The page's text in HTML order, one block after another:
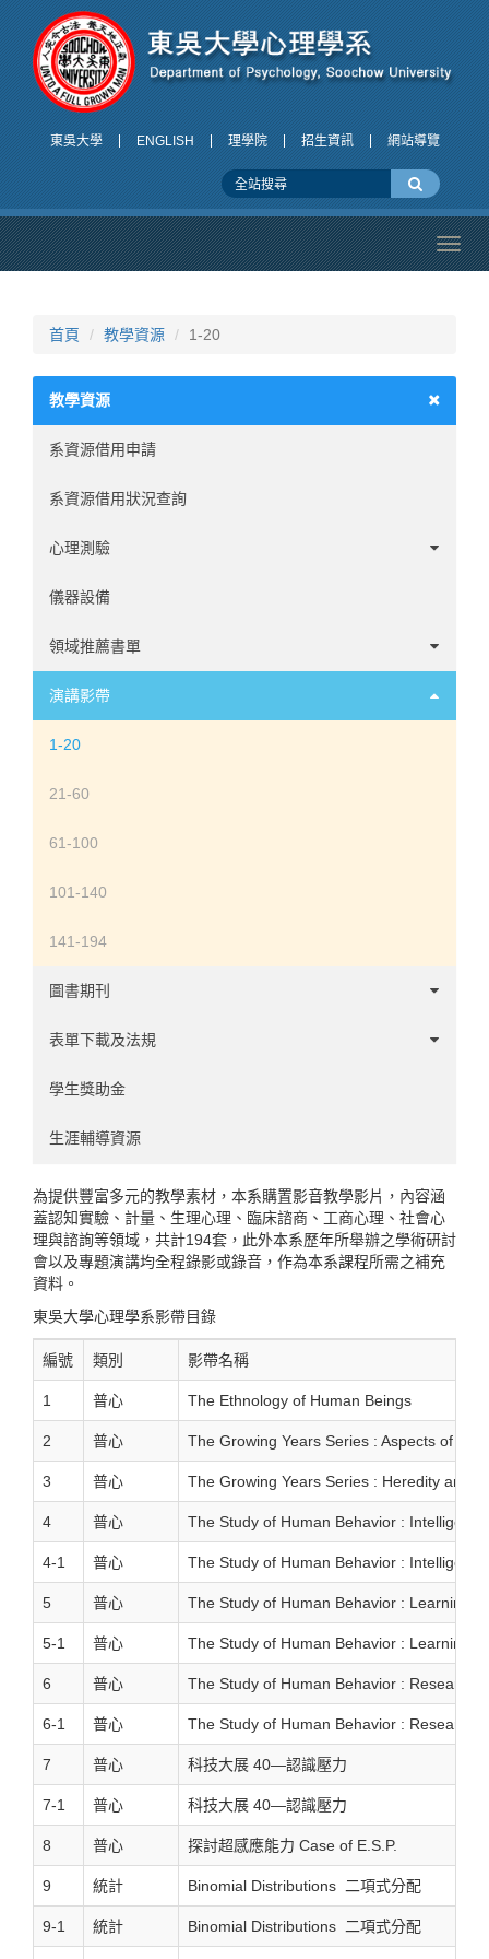
東吳大學 ENGLISH 理學院 招生資訊 網站導覽
首頁 教學資源 1-20
教學資源
系資源借用申請
系資源借用狀況查詢
心理測驗
中文心理測驗
英文心理測驗
儀器設備
領域推薦書單
諮商領域
心理學家傳記
發展領域
社會與性格領域
臨床領域
神經心理領域
實驗認知領域
使用者經驗領域
心理計量領域
人力資源領域
演講影帶
1-20
21-60
61-100
101-140
141-194
圖書期刊
1-60
61-120
121-180
181-240
241-300
301-326
表單下載及法規
學系事務
碩班事務
實習辦法
其他
學生獎助金
生涯輔導資源
為提供豐富多元的教學素材，本系購置影音教學影片，內容涵
蓋認知實驗、計量、生理心理、臨床諮商、工商心理、社會心
理與諮詢等領域，共計194套，此外本系歷年所舉辦之學術研討
會以及專題演講均全程錄影或錄音，作為本系課程所需之補充
資料。
東吳大學心理學系影帶目錄
編號 類別 影帶名稱
1 普心 The Ethnology of Human Beings
2 普心 The Growing Years Series : Aspects of
3 普心 The Growing Years Series : Heredity and
4 普心 The Study of Human Behavior : Intelligence
4-1 普心 The Study of Human Behavior : Intelligence
5 普心 The Study of Human Behavior : Learning
5-1 普心 The Study of Human Behavior : Learning
6 普心 The Study of Human Behavior : Research
6-1 普心 The Study of Human Behavior : Research
7 普心 科技大展 40—認識壓力
7-1 普心 科技大展 40—認識壓力
8 普心 探討超感應能力 Case of E.S.P.
9 統計 Binomial Distributions 二項式分配
9-1 統計 Binomial Distributions 二項式分配